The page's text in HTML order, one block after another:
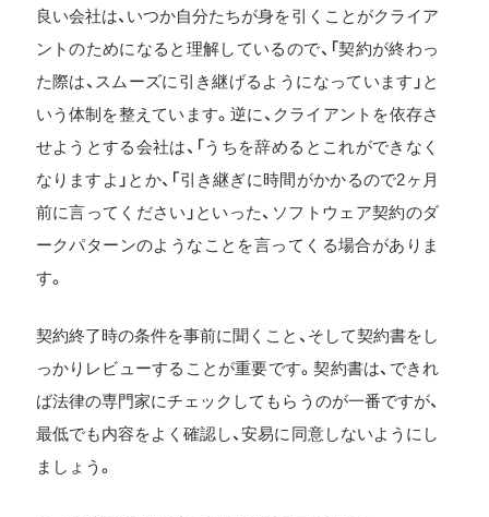
良い会社は、いつか自分たちが身を引くことがクライア
ントのためになると理解しているので、「契約が終わっ
た際は、スムーズに引き継げるようになっています」と
いう体制を整えています。逆に、クライアントを依存さ
せようとする会社は、「うちを辞めるとこれができなく
なりますよ」とか、「引き継ぎに時間がかかるので2ヶ月
前に言ってください」といった、ソフトウェア契約のダ
ークパターンのようなことを言ってくる場合がありま
す。
契約終了時の条件を事前に聞くこと、そして契約書をし
っかりレビューすることが重要です。契約書は、できれ
ば法律の専門家にチェックしてもらうのが一番ですが、
最低でも内容をよく確認し、安易に同意しないようにし
ましょう。